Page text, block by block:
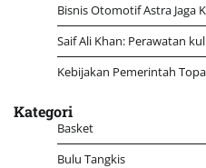
Bisnis Otomotif Astra Jaga
Saif Ali Khan: Perawatan
Kebijakan Pemerintah
Kategori
Basket
Bulu Tangkis